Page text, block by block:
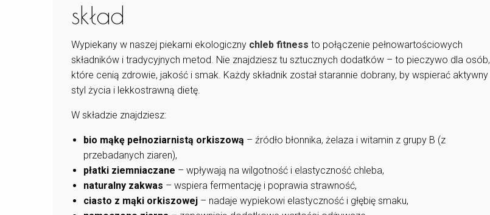
skład
Wypiekany w naszej piekarni ekologiczny chleb fitness to połączenie pełnowartościowych
składników i tradycyjnych metod. Nie znajdziesz tu sztucznych dodatków – to pieczywo dla osób,
które cenią zdrowie, jakość i smak. Każdy składnik został starannie dobrany, by wspierać aktywny
styl życia i lekkostrawną dietę.
W składzie znajdziesz:
bio mąkę pełnoziarnistą orkiszową – źródło błonnika, żelaza i witamin z grupy B (z
przebadanych ziaren),
płatki ziemniaczane – wpływają na wilgotność i elastyczność chleba,
naturalny zakwas – wspiera fermentację i poprawia strawność,
ciasto z mąki orkiszowej – nadaje wypiekowi elastyczność i głębię smaku,